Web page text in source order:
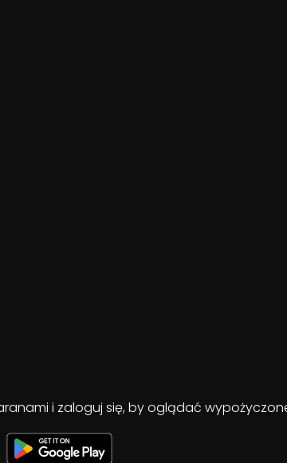
i zaloguj się, by oglądać